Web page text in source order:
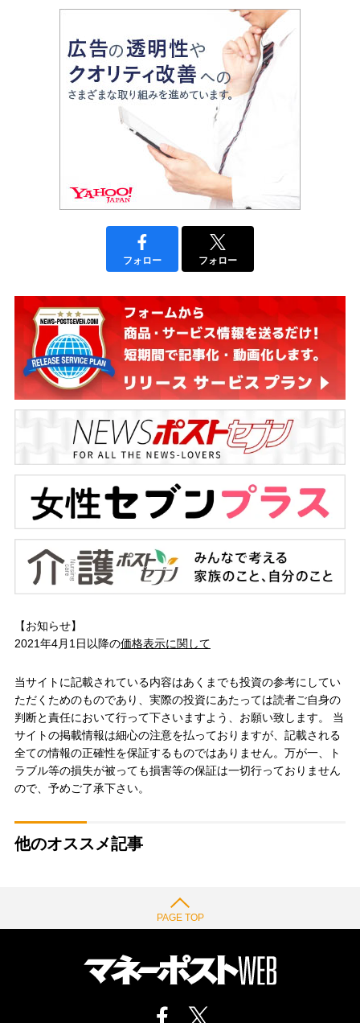
フォロー フォロー
【お知らせ】
2021年4月1日以降の価格表示に関して
当サイトに記載されている内容はあくまでも投資の参考にしてい
ただくためのものであり、実際の投資にあたっては読者ご自身の
判断と責任において行って下さいますよう、お願い致します。 当
サイトの掲載情報は細心の注意を払っておりますが、記載される
全ての情報の正確性を保証するものではありません。万が一、ト
ラブル等の損失が被っても損害等の保証は一切行っておりません
ので、予めご了承下さい。
他のオススメ記事
PAGE TOP